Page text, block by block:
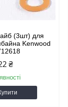
(3шт) для
Kenwood
₴